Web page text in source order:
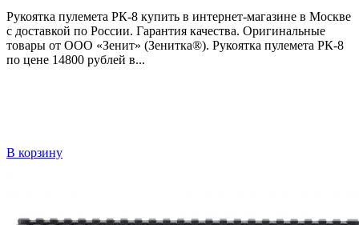
Рукоятка пулемета РК-8 купить в интернет-магазине в Москве
с доставкой по России. Гарантия качества. Оригинальные
товары от ООО «Зенит» (Зенитка®). Рукоятка пулемета РК-8
по цене 14800 рублей в...
В корзину